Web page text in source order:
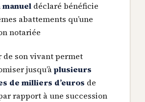
manueldéclaré bénéficie
abattements qu’une
notariée
de son vivant permet
jusqu’àplusieurs
de milliers d’euros de
rapport à une succession